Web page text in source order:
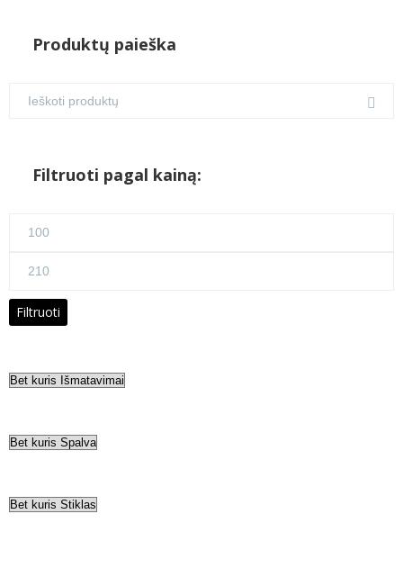
Produktų paieška
Filtruoti pagal kainą:
Maks
Filtruoti